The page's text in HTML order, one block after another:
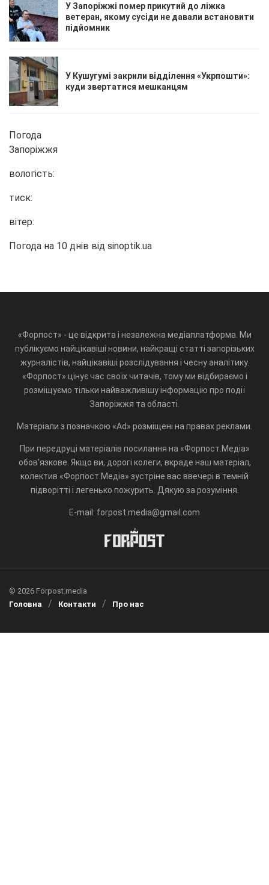
У Запоріжжі помер прикутий до ліжка
ветеран, якому сусіди не давали встановити
підйомник
У Кушугумі закрили відділення «Укрпошти»:
куди звертатися мешканцям
Погода
Запоріжжя
вологість:
тиск:
вітер:
Погода на 10 днів від sinoptik.ua
«Форпост» - це відкрита і незалежна медіаплатформа. Ми
публікуємо найцікавіші новини, найкращі статті запорізьких
журналістів, найцікавіші розслідування і чесну аналітику.
«Форпост» цінує час своїх читачів, тому ми відбираємо і
розміщуємо тільки найважливішу інформацію про події
Запоріжжя та області.
Матеріали з позначкою «Ad» розміщені на правах реклами.
При передруці матеріалів посилання на «Форпост.Медіа»
обов'язкове. Якщо ви, дорогі колеги, вкраде наш матеріал,
колектив «Форпост.Медіа» зустріне вас ввечері в темній
підворітті і легенько пожурить. Дякую за розуміння.
E-mail: forpost.media@gmail.com
© 2026 Forpost.media
Головна
Контакти Про нас